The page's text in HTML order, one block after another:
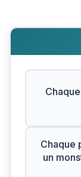
Chaque
un